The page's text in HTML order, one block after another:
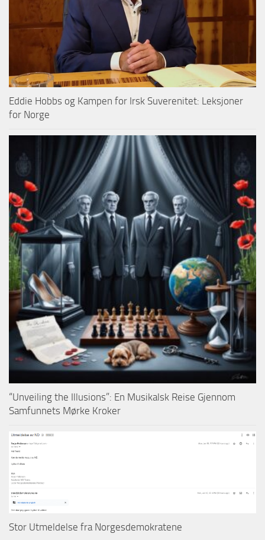
Eddie Hobbs og Kampen for Irsk Suverenitet: Leksjoner
for Norge
“Unveiling the Illusions”: En Musikalsk Reise Gjennom
Samfunnets Mørke Kroker
Stor Utmeldelse fra Norgesdemokratene